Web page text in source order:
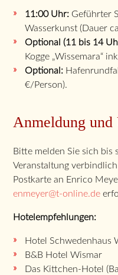
11:00 Uhr: Geführter
Wasserkunst (Dauer
Optional (11 bis 14
Kogge „Wissemara“
Optional:
€/Person).
Anmeldung
Bitte melden Sie sich bis
Veranstaltung
Postkarte an Enrico
enmeyer@t-online.de
Hotelempfehlungen:
Hotel Schwedenhaus
B&B Hotel Wismar
Das Kittchen-Hotel